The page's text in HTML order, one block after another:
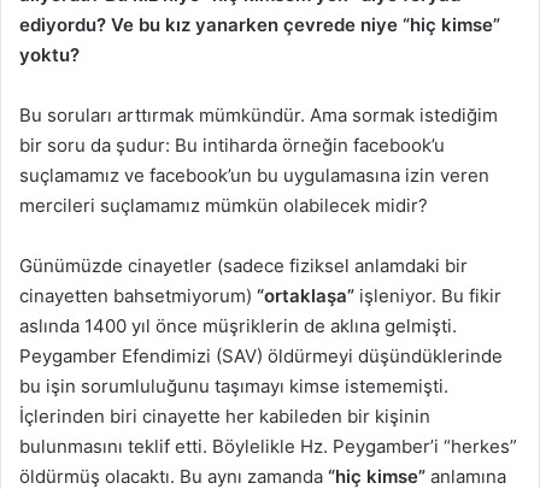
ediyordu? Ve bu kız yanarken çevrede niye “hiç kimse”
yoktu?
Bu soruları arttırmak mümkündür. Ama sormak istediğim
bir soru da şudur: Bu intiharda örneğin facebook’u
suçlamamız ve facebook’un bu uygulamasına izin veren
mercileri suçlamamız mümkün olabilecek midir?
Günümüzde cinayetler (sadece fiziksel anlamdaki bir
cinayetten bahsetmiyorum) “ortaklaşa” işleniyor. Bu fikir
aslında 1400 yıl önce müşriklerin de aklına gelmişti.
Peygamber Efendimizi (SAV) öldürmeyi düşündüklerinde
bu işin sorumluluğunu taşımayı kimse istememişti.
İçlerinden biri cinayette her kabileden bir kişinin
bulunmasını teklif etti. Böylelikle Hz. Peygamber’i “herkes”
öldürmüş olacaktı. Bu aynı zamanda “hiç kimse” anlamına